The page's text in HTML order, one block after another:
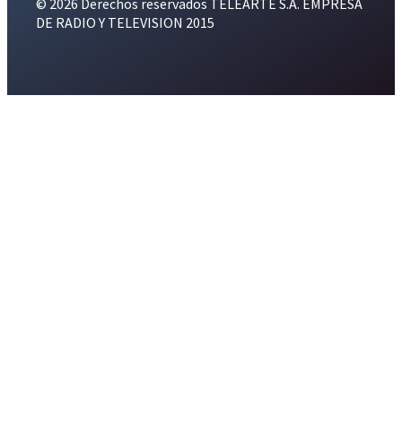
© 2026 Derechos reservados TELEARTE S.A. EMPRESA
DE RADIO Y TELEVISION 2015